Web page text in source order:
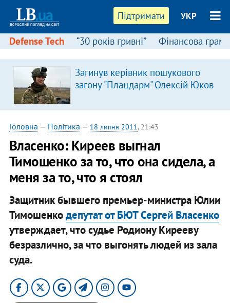
Підтримати УКР
Defense Tech “30 років гривні” Фінансова
Загинув керівник пошукового
загону "Плацдарм" Олексій Юков
Головна — Політика — 18 липня 2011, 21:43
Власенко: Киреев выгнал
Тимошенко за то, что она сидела, а
меня за то, что я стоял
Защитник бывшего премьер-министра Юлии
Тимошенкодепутат от БЮТ Сергей Власенко
утверждает, что судье Родиону Кирееву
безразлично, за что выгонять людей из зала
суда.